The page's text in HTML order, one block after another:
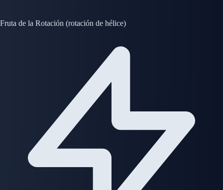
Fruta de la Rotación (rotación de hélice)